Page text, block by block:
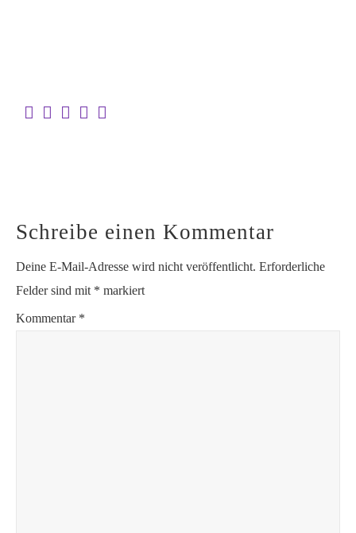
Schreibe einen Kommentar
Deine E-Mail-Adresse wird nicht veröffentlicht. Erforderliche
Felder sind mit * markiert
Kommentar *